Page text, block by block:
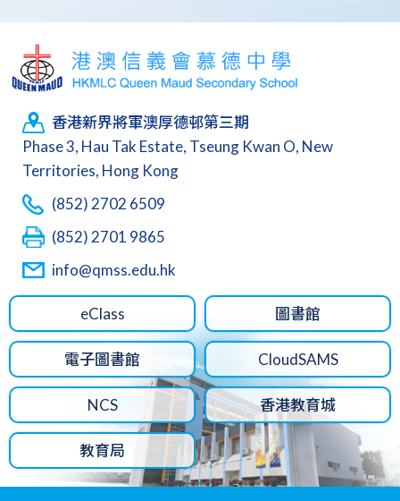
香港新界將軍澳厚德邨第三期
Phase 3, Hau Tak Estate, Tseung Kwan O, New
Territories, Hong Kong
(852) 2702 6509
(852) 2701 9865
info@qmss.edu.hk
eClass 圖書館
電子圖書館 CloudSAMS
NCS 香港教育城
教育局